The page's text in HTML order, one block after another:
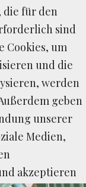
LAST MINUTE
&
die für den
sind
Cookies, um
und die
werden
geben
unserer
Medien,
akzeptieren